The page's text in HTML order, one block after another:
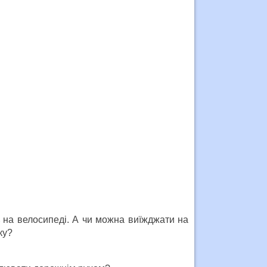
на велосипедi. А чи можна виїжджати на